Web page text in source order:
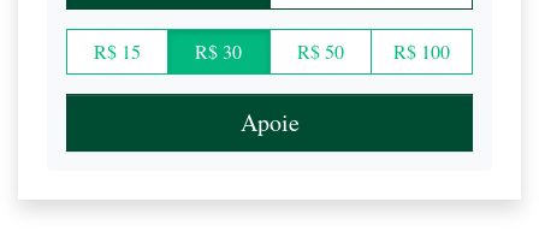
R$ 15 R$ 30 R$ 50 R$ 100
Apoie